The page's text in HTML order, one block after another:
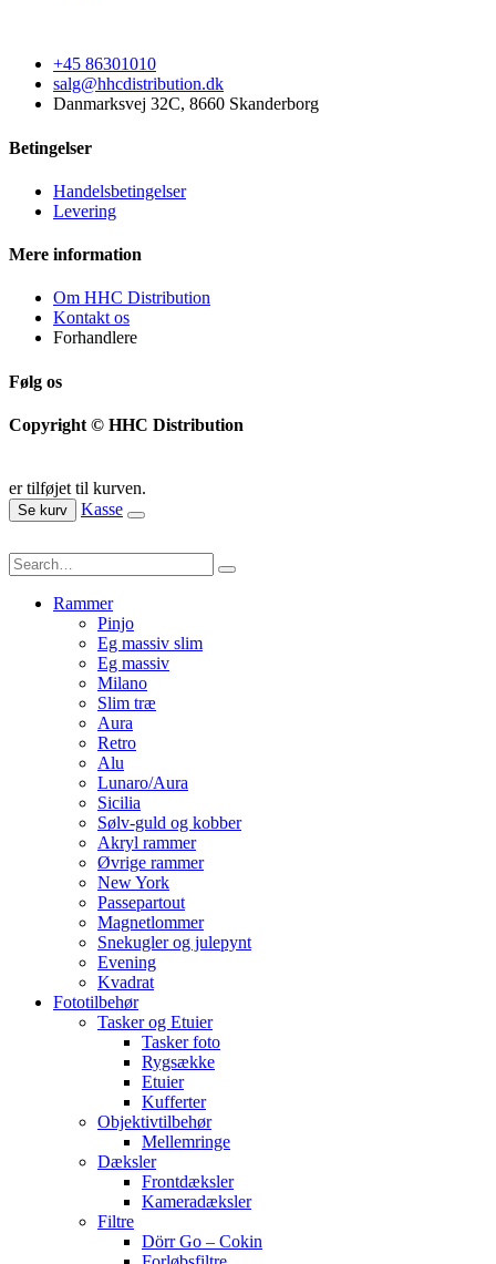
+45 86301010
salg@hhcdistribution.dk
Danmarksvej 32C, 8660 Skanderborg
Betingelser
Handelsbetingelser
Levering
Mere information
Om HHC Distribution
Kontakt os
Forhandlere
Følg os
Copyright © HHC Distribution
er tilføjet til kurven.
Se kurv Kasse
Rammer
Pinjo
Eg massiv slim
Eg massiv
Milano
Slim træ
Aura
Retro
Alu
Lunaro/Aura
Sicilia
Sølv-guld og kobber
Akryl rammer
Øvrige rammer
New York
Passepartout
Magnetlommer
Snekugler og julepynt
Evening
Kvadrat
Fototilbehør
Tasker og Etuier
Tasker foto
Rygsække
Etuier
Kufferter
Objektivtilbehør
Mellemringe
Dæksler
Frontdæksler
Kameradæksler
Filtre
Dörr Go – Cokin